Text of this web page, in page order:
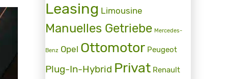
Leasing Limousine
Manuelles Getriebe Mercedes-
Benz Opel Ottomotor Peugeot
Plug-In-Hybrid Privat Renault